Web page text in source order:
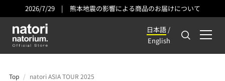
2026/7/29 | 熊本地震の影響による商品のお届けについて
日本語 /
English
Top / natori ASIA TOUR 2025